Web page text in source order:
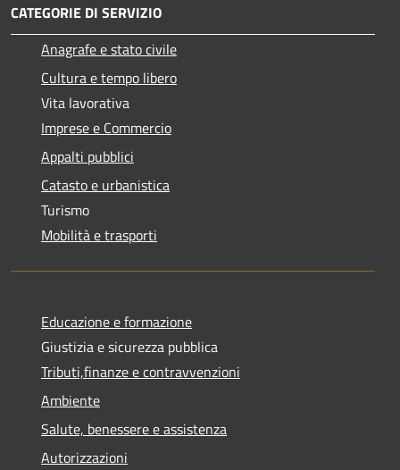
CATEGORIE DI SERVIZIO
Anagrafe e stato civile
Cultura e tempo libero
Vita lavorativa
Imprese e Commercio
Appalti pubblici
Catasto e urbanistica
Turismo
Mobilità e trasporti
Educazione e formazione
Giustizia e sicurezza pubblica
Tributi,finanze e contravvenzioni
Ambiente
Salute, benessere e assistenza
Autorizzazioni